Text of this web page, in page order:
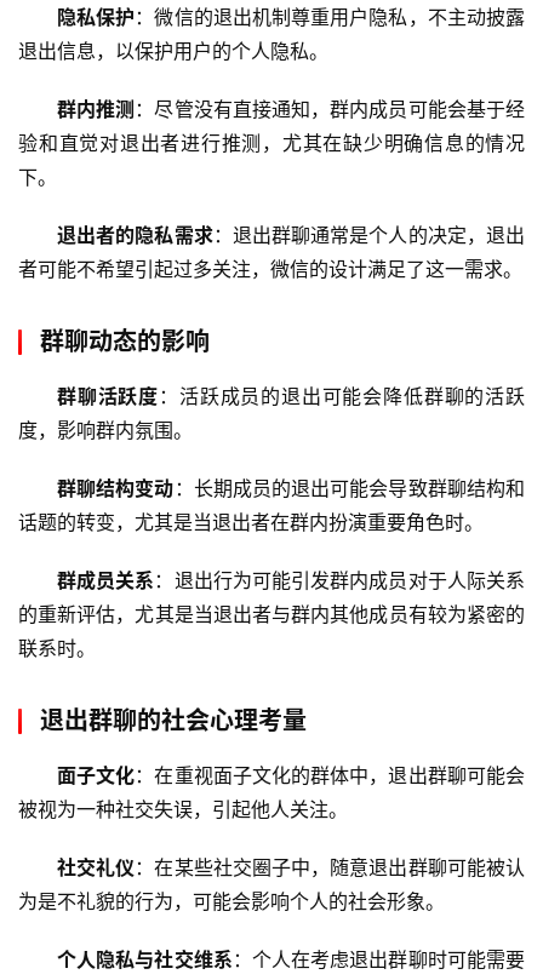
务
器
拟
教
C
服
务
网
维
络
隐私保护 ：微信的退出机制尊重用户隐私，不主动披露
退出信息，以保护用户的个人隐私。
群内推测 ：尽管没有直接通知，群内成员可能会基于经
验和直觉对退出者进行推测，尤其在缺少明确信息的情况
下。
退出者的隐私需求：退出群聊通常是个人的决定，退出
者可能不希望引起过多关注，微信的设计满足了这一需求。
群聊动态的影响
群聊活跃度 ：活跃成员的退出可能会降低群聊的活跃
度，影响群内氛围。
群聊结构变动 ：长期成员的退出可能会导致群聊结构和
话题的转变，尤其是当退出者在群内扮演重要角色时。
群成员关系 ：退出行为可能引发群内成员对于人际关系
的重新评估，尤其是当退出者与群内其他成员有较为紧密的
联系时。
退出群聊的社会心理考量
面子文化：在重视面子文化的群体中，退出群聊可能会
被视为一种社交失误，引起他人关注。
社交礼仪 ：在某些社交圈子中，随意退出群聊可能被认
为是不礼貌的行为，可能会影响个人的社会形象。
个人隐私与社交维系 ：个人在考虑退出群聊时可能需要